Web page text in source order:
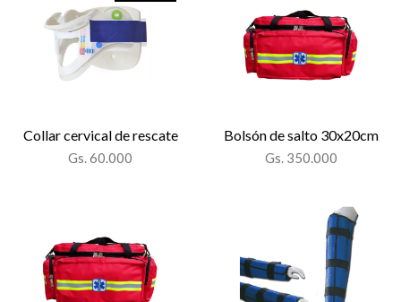
Collar cervical de rescate
Gs. 60.000
Bolsón de salto 30x20cm
Gs. 350.000